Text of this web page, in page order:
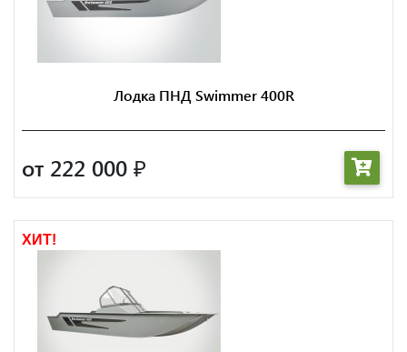
Лодка ПНД Swimmer 400R
от 222 000 ₽
ХИТ!